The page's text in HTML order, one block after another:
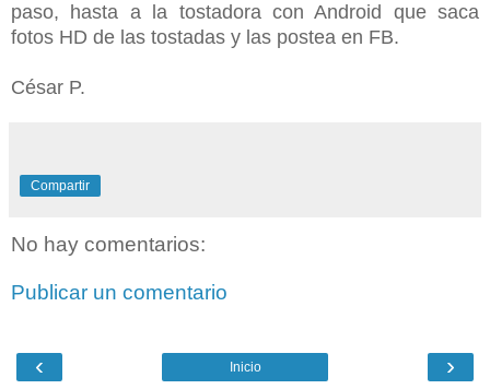
paso, hasta a la tostadora con Android que saca
fotos HD de las tostadas y las postea en FB.
César P.
Compartir
No hay comentarios:
Publicar un comentario
‹ ›
Inicio